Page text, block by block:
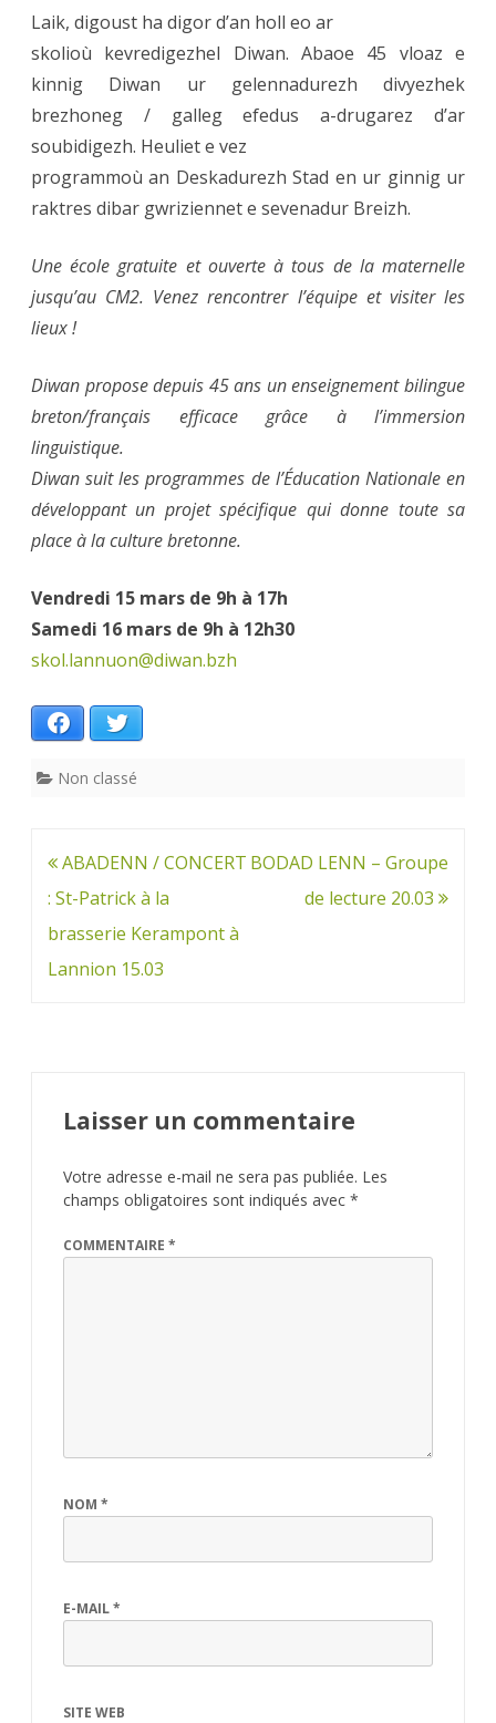
Laik, digoust ha digor d’an holl eo ar
skolioù kevredigezhel Diwan. Abaoe 45 vloaz e
kinnig Diwan ur gelennadurezh divyezhek
brezhoneg / galleg efedus a-drugarez d’ar
soubidigezh. Heuliet e vez
programmoù an Deskadurezh Stad en ur ginnig ur
raktres dibar gwriziennet e sevenadur Breizh.
Une école gratuite et ouverte à tous de la maternelle
jusqu’au CM2. Venez rencontrer l’équipe et visiter les
lieux !
Diwan propose depuis 45 ans un enseignement bilingue
breton/français efficace grâce à l’immersion
linguistique.
Diwan suit les programmes de l’Éducation Nationale en
développant un projet spécifique qui donne toute sa
place à la culture bretonne.
Vendredi 15 mars de 9h à 17h
Samedi 16 mars de 9h à 12h30
skol.lannuon@diwan.bzh
Facebook
Non classé
Navigation
de
l’article
ABADENN / CONCERT
: St-Patrick à la
brasserie Kerampont à
Lannion 15.03
BODAD LENN – Groupe
de lecture 20.03
Laisser un commentaire
Votre adresse e-mail ne sera pas publiée. Les
champs obligatoires sont indiqués avec *
COMMENTAIRE *
NOM *
E-MAIL*
SITE WEB